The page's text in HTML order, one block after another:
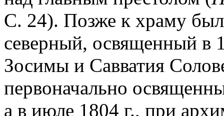
С. 24). Позже к храму
северный, освященный в
Зосимы и Савватия
первоначально
а в июле 1804 г., при